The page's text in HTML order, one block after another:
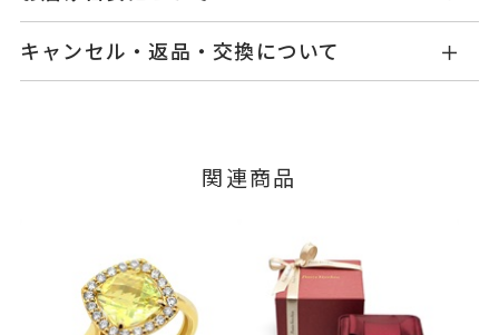
素材
K18ピンクゴールド
石
ダイヤモンド0.20ct
ざいます。
※#16からは19,800円(税込)の加
算料金を頂戴しております。
サイズ直し #7以上は±2まで可、
せ。
ご注文およびご入金確認後、以下の日程にて発送
■お届け目安が「3営業日以内に発送」の商品
例：金曜日17時までのご注文→翌週火曜日までに
発送いたします。
キャンセル・返品・交換について
ージの購入履歴一覧よりご注文状況をご確認いた
ンセルを承ります。
メンバーシップ未登録のお客さまは、お問い合
わせフォームよりご連絡ください。
関連商品